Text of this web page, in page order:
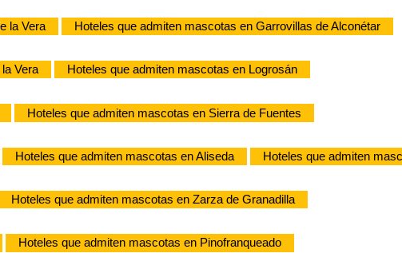
la Vera Hoteles que admiten mascotas en Garrovillas de Alconétar
Vera Hoteles que admiten mascotas en Logrosán
Hoteles que admiten mascotas en Sierra de Fuentes
Hoteles que admiten mascotas en Aliseda Hoteles que admiten
Hoteles que admiten mascotas en Zarza de Granadilla
Hoteles que admiten mascotas en Pinofranqueado